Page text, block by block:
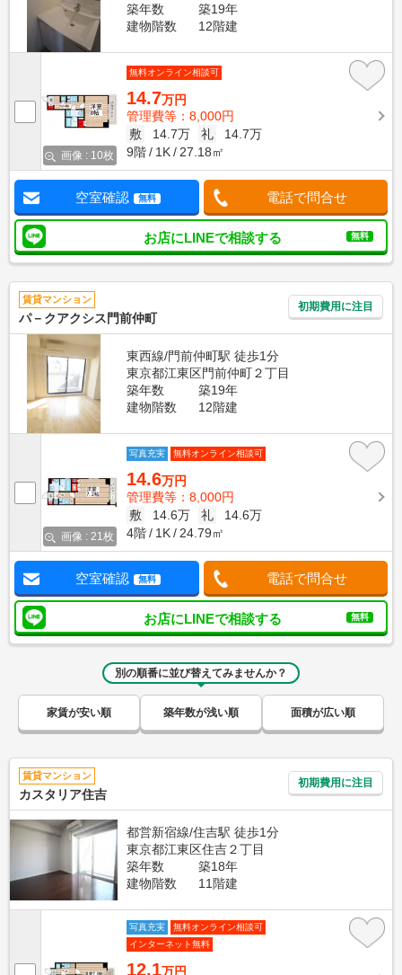
築年数
築19年
建物階数
12階建
画像 : 10枚
無料オンライン相談可
14.7万円
管理費等：8,000円
敷
14.7万 礼
14.7万
9階
1K 27.18㎡
空室確認 無料 電話で問合せ
お店にLINEで相談する 無料
賃貸マンション
パ－クアクシス門前仲町
初期費用に注目
東西線/門前仲町駅 徒歩1分
東京都江東区門前仲町２丁目
築年数
築19年
建物階数
12階建
画像 : 21枚
写真充実 無料オンライン相談可
14.6万円
管理費等：8,000円
敷
14.6万 礼
14.6万
4階
1K 24.79㎡
空室確認 無料 電話で問合せ
お店にLINEで相談する 無料
別の順番に並び替えてみませんか？
家賃が安い順 築年数が浅い順 面積が広い順
賃貸マンション
カスタリア住吉
初期費用に注目
都営新宿線/住吉駅 徒歩1分
東京都江東区住吉２丁目
築年数
築18年
建物階数
11階建
写真充実
無料オンライン相談可
インターネット無料
12.1万円